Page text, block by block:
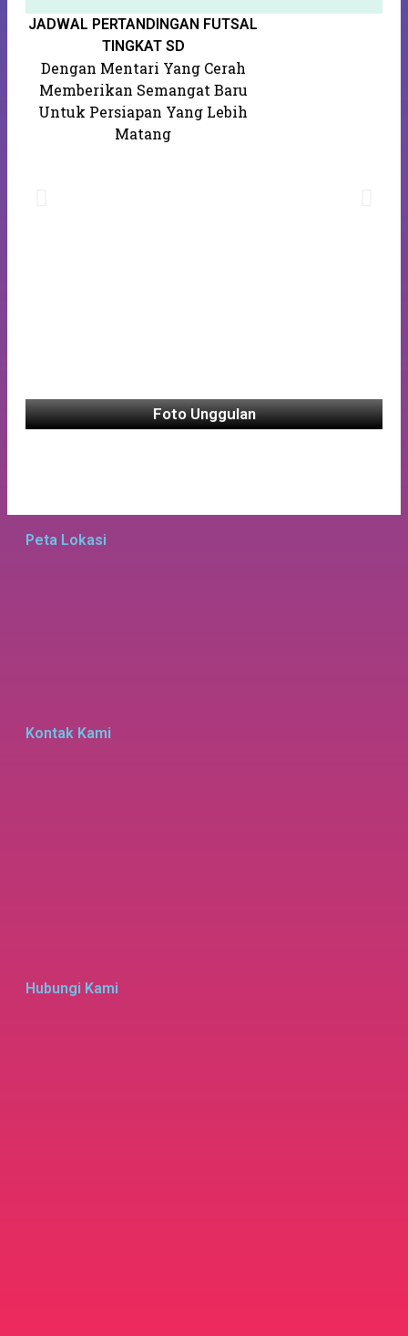
JADWAL PERTANDINGAN FUTSAL
TINGKAT SD
Dengan Mentari Yang Cerah
Memberikan Semangat Baru
Untuk Persiapan Yang Lebih
Matang
Foto Unggulan
Peta Lokasi
Kontak Kami
Hubungi Kami